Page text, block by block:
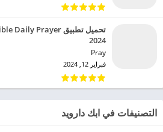
2024
Pray‏
فبراير 12, 2024
التصنيفات في ابك دارويد